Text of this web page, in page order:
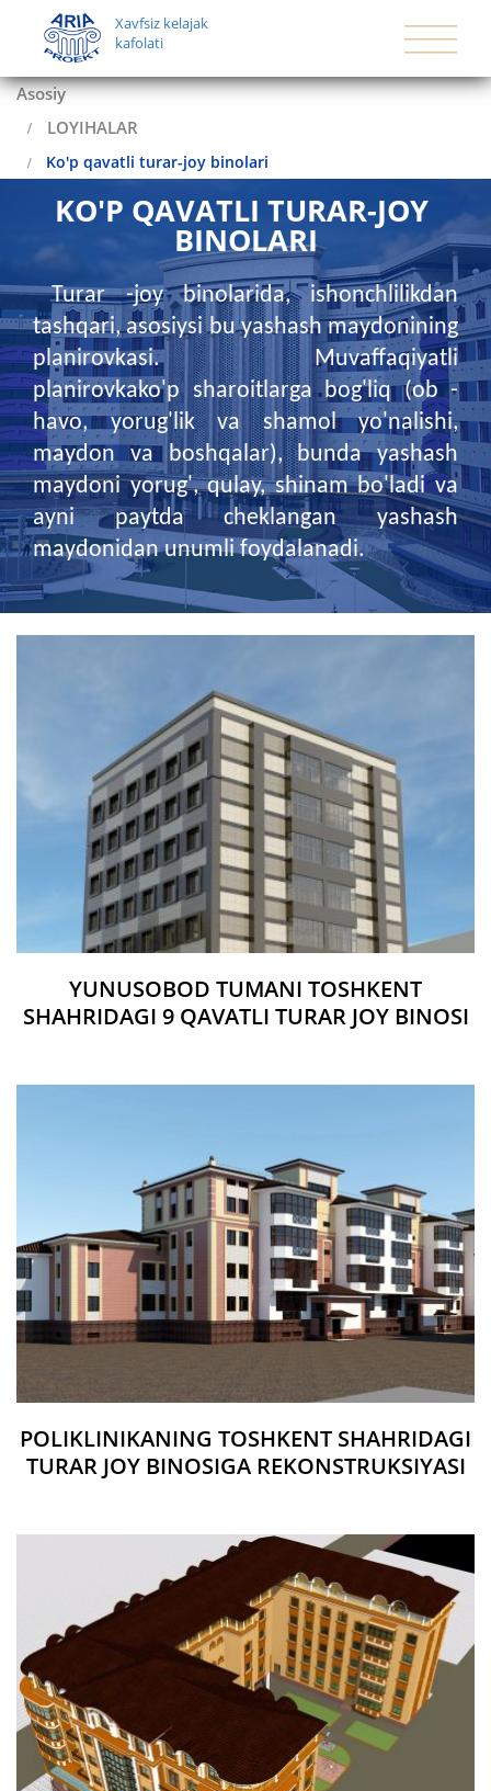
Xavfsiz kelajak
kafolati
Asosiy
LOYIHALAR
Ko'p qavatli turar-joy binolari
KO'P QAVATLI TURAR-JOY
BINOLARI
Turar -joy binolarida, ishonchlilikdan
tashqari, asosiysi bu yashash maydonining
planirovkasi. Muvaffaqiyatli
planirovkako'p sharoitlarga bog'liq (ob -
havo, yorug'lik va shamol yo'nalishi,
maydon va boshqalar), bunda yashash
maydoni yorug', qulay, shinam bo'ladi va
ayni paytda cheklangan yashash
maydonidan unumli foydalanadi.
YUNUSOBOD TUMANI TOSHKENT
SHAHRIDAGI 9 QAVATLI TURAR JOY BINOSI
POLIKLINIKANING TOSHKENT SHAHRIDAGI
TURAR JOY BINOSIGA REKONSTRUKSIYASI